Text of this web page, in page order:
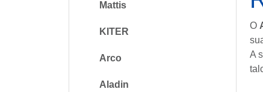
Mattis
KITER
Arco
Aladin
O
A